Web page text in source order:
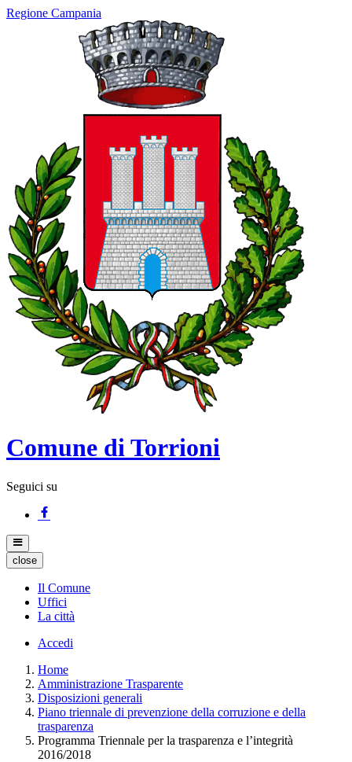
Regione Campania
Comune di Torrioni
Seguici su
close
Il Comune
Uffici
La città
Accedi
Home
Amministrazione Trasparente
Disposizioni generali
Piano triennale di prevenzione della corruzione e della
trasparenza
Programma Triennale per la trasparenza e l’integrità
2016/2018